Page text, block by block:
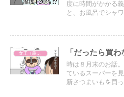
度に時間がかかる
と、お風呂でシャ
女王（義母） 「だったら買
時は８月末のお話
ているスーパーを
新さつまいもを買